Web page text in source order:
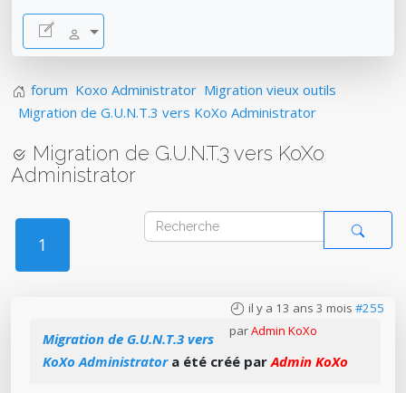
forum Koxo Administrator Migration vieux outils
Migration de G.U.N.T.3 vers KoXo Administrator
Migration de G.U.N.T.3 vers KoXo
Administrator
1
il y a 13 ans 3 mois #255
parAdmin KoXo
Migration de G.U.N.T.3 vers
KoXo Administratora été créé parAdmin KoXo